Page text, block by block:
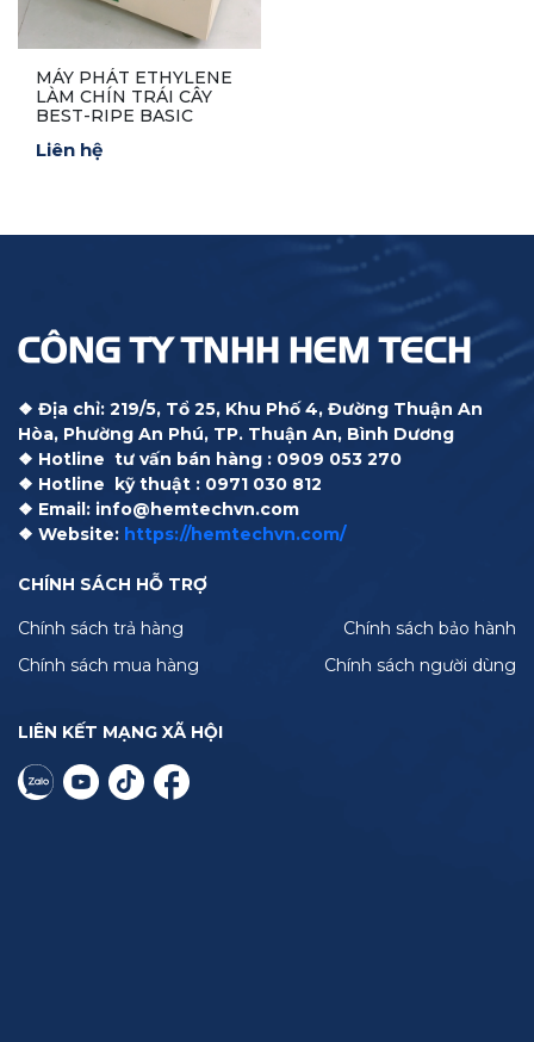
MÁY PHÁT ETHYLENE
LÀM CHÍN TRÁI CÂY
BEST-RIPE BASIC
Liên hệ
CÔNG TY TNHH HEM TECH
❖ Địa chỉ: 219/5, Tổ 25, Khu Phố 4, Đường Thuận An
Hòa, Phường An Phú, TP. Thuận An, Bình Dương
❖ Hotline tư vấn bán hàng : 0909 053 270
❖ Hotline kỹ thuật : 0971 030 812
❖ Email: info@hemtechvn.com
❖ Website: https://hemtechvn.com/
CHÍNH SÁCH HỖ TRỢ
Chính sách trả hàng
Chính sách bảo hành
Chính sách mua hàng
Chính sách người dùng
LIÊN KẾT MẠNG XÃ HỘI